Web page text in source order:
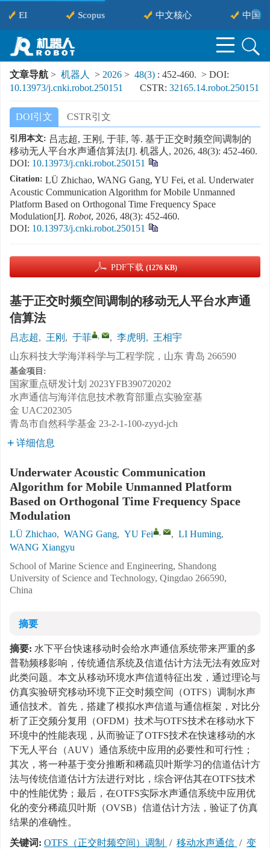
EI Scopus 中文核心 中国科
文章导航 > 机器人 > 2026 > 48(3) : 452-460. > DOI:
10.13973/j.cnki.robot.250151
CSTR: 32165.14.robot.250151
DOI引文 CSTR引文
引用本文: 吕志超, 王刚, 于菲, 等. 基于正交时频空间调制的
移动无人平台水声通信算法[J]. 机器人, 2026, 48(3): 452-460.
DOI: 10.13973/j.cnki.robot.250151
Citation: LÜ Zhichao, WANG Gang, YU Fei, et al. Underwater
Acoustic Communication Algorithm for Mobile Unmanned
Platform Based on Orthogonal Time Frequency Space
Modulation[J]. Robot, 2026, 48(3): 452-460.
DOI: 10.13973/j.cnki.robot.250151
PDF下载 (1276 KB)
基于正交时频空间调制的移动无人平台水声通
信算法
吕志超, 王刚 , 于菲 , , 李虎明, 王相宇
山东科技大学海洋科学与工程学院，山东 青岛 266590
基金项目:
国家重点研发计划 2023YFB390720202
水声通信与海洋信息技术教育部重点实验室基
金 UAC202305
青岛市自然科学基金 23-2-1-100-zyyd-jch
详细信息
Underwater Acoustic Communication
Algorithm for Mobile Unmanned Platform
Based on Orthogonal Time Frequency Space
Modulation
LÜ Zhichao, WANG Gang, YU Fei , , LI Huming,
WANG Xiangyu
School of Marine Science and Engineering, Shandong
University of Science and Technology, Qingdao 266590,
China
摘要
摘要: 水下平台快速移动时会给水声通信系统带来严重的多
普勒频移影响，传统通信系统及信道估计方法无法有效应对
此类问题。本文从移动环境水声信道特征出发，通过理论与
仿真实验研究移动环境下正交时频空间（OTFS）调制水声
通信技术。首先，搭建了模拟水声信道与通信框架，对比分
析了正交频分复用（OFDM）技术与OTFS技术在移动水下
环境中的性能表现，从而验证了OTFS技术在快速移动的水
下无人平台（AUV）通信系统中应用的必要性和可行性；
其次，将一种基于变分推断和稀疏贝叶斯学习的信道估计方
法与传统信道估计方法进行对比，综合评估其在OTFS技术
中的性能优势；最后，在OTFS实际水声通信系统中应用优
化的变分稀疏贝叶斯（OVSB）信道估计方法，验证了仿真
结果的准确性。
关键词: OTFS（正交时频空间）调制 / 移动水声通信 / 变